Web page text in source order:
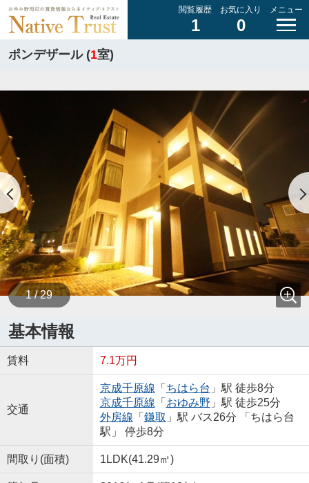
閲覧履歴
1
お気に入り
0
メニュー
ポンデザール (1室)
1 / 29
基本情報
賃料 7.1万円
交通
京成千原線 「 ちはら台 」駅 徒歩8分
京成千原線 「 おゆみ野 」駅 徒歩25分
外房線 「 鎌取 」駅 バス26分 「ちはら台
駅」 停歩8分
間取り(面積) 1LDK(41.29㎡)